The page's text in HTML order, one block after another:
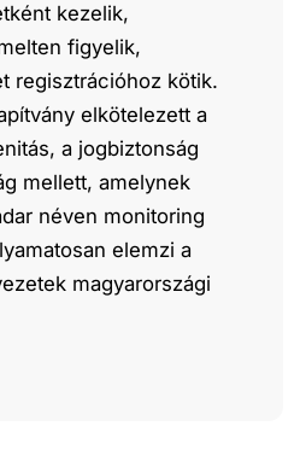
kezelik,
figyelik,
regisztrációhoz kötik.
elkötelezett a
a jogbiztonság
mellett, amelynek
néven monitoring
elemzi a
magyarországi